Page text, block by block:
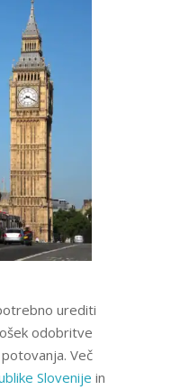
urediti
odobritve
Več
Slovenije in